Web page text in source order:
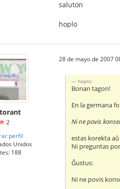
saluton
hoplo
2
perfil
Unidos
188
28 de mayo de 2007
hoplo:
Bonan tagon!
En la germana
Ni ne povis
estas korekta aŭ
Ni preguntas
Ĝustus:
Ni ne povis